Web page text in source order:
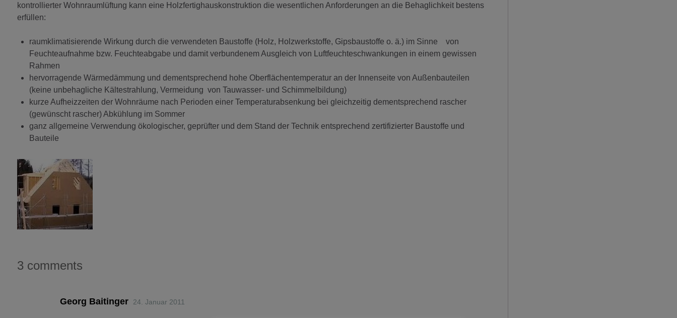
kontrollierter Wohnraumlüftung kann eine Holzfertighauskonstruktion die wesentlichen Anforderungen an die Behaglichkeit bestens
erfüllen:
raumklimatisierende Wirkung durch die verwendeten Baustoffe (Holz, Holzwerkstoffe, Gipsbaustoffe o. ä.) im Sinne von
Feuchteaufnahme bzw. Feuchteabgabe und damit verbundenem Ausgleich von Luftfeuchteschwankungen in einem gewissen
Rahmen
hervorragende Wärmedämmung und dementsprechend hohe Oberflächentemperatur an der Innenseite von Außenbauteilen
(keine unbehagliche Kältestrahlung, Vermeidung von Tauwasser- und Schimmelbildung)
kurze Aufheizzeiten der Wohnräume nach Perioden einer Temperaturabsenkung bei gleichzeitig dementsprechend rascher
(gewünscht rascher) Abkühlung im Sommer
ganz allgemeine Verwendung ökologischer, geprüfter und dem Stand der Technik entsprechend zertifizierter Baustoffe und
Bauteile
3 comments
Georg Baitinger 24. Januar 2011